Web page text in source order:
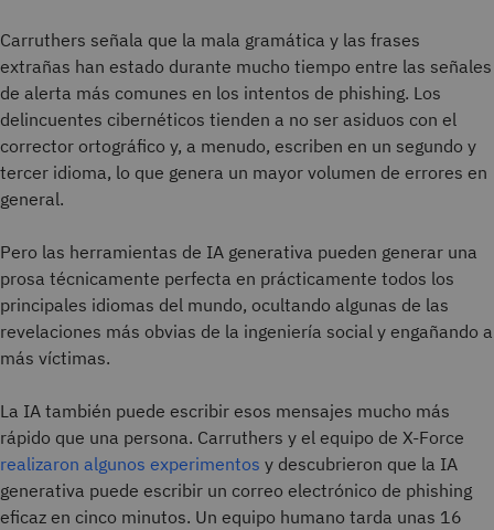
Carruthers señala que la mala gramática y las frases
extrañas han estado durante mucho tiempo entre las señales
de alerta más comunes en los intentos de phishing. Los
delincuentes cibernéticos tienden a no ser asiduos con el
corrector ortográfico y, a menudo, escriben en un segundo y
tercer idioma, lo que genera un mayor volumen de errores en
general.
Pero las herramientas de IA generativa pueden generar una
prosa técnicamente perfecta en prácticamente todos los
principales idiomas del mundo, ocultando algunas de las
revelaciones más obvias de la ingeniería social y engañando a
más víctimas.
La IA también puede escribir esos mensajes mucho más
rápido que una persona. Carruthers y el equipo de X-Force
realizaron algunos experimentos y descubrieron que la IA
generativa puede escribir un correo electrónico de phishing
eficaz en cinco minutos. Un equipo humano tarda unas 16